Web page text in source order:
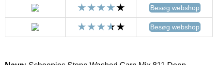
Besøg webshop
Besøg webshop